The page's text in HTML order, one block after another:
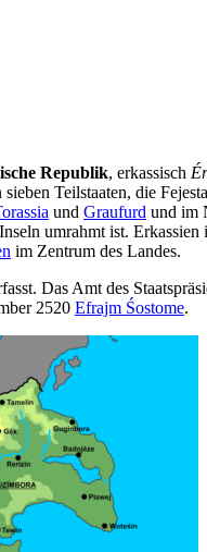
Republik, erkassisch
Teilstaaten, die
und Graufurd und im
umrahmt ist.
im Zentrum des Landes.
Das Amt des
2520 Efrajm Śostome.